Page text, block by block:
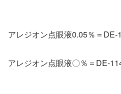
アレジオン点眼液0.05％＝DE-
アレジオン点眼液〇％＝DE-